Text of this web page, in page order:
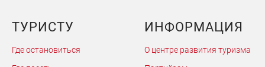
ТУРИСТУ
Где остановиться
ИНФОРМАЦИЯ
О центре развития туризма